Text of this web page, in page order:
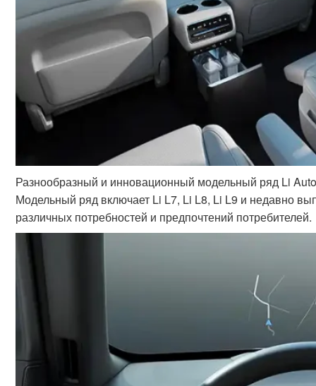
Разнообразный и инновационный модельный ряд Li
Модельный ряд включает Li L7, Li L8, Li L9 и недавно
различных потребностей и предпочтений потребителей.